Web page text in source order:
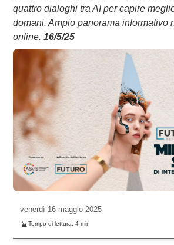
quattro dialoghi tra AI per capire
domani. Ampio panorama informativo
online. 16/5/25
venerdì 16 maggio 2025
Tempo di lettura:4 min